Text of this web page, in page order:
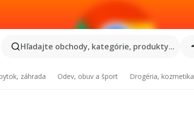
Hľadajte obchody, kategórie, produkty...
záhrada Odev, obuv a šport Drogéria, kozmetika